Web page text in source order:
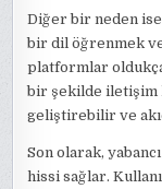
Diğer bir neden
bir dil öğrenmek
platformlar
bir şekilde iletişim
geliştirebilir ve
Son olarak,
hissi sağlar.